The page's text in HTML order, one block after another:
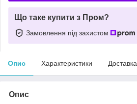
Що таке купити з Пром?
Замовлення під захистом
Опис Характеристики Доставка
Опис